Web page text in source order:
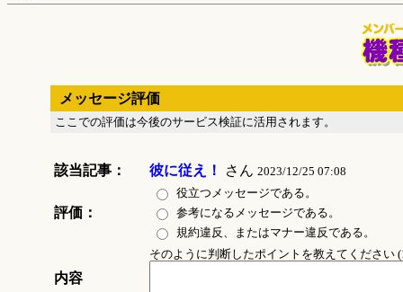
メッセージ評価
ここでの評価は今後のサービス検証に活用されます。
該当記事： 彼に従え！ さん 2023/12/25 07:08
評価：
役立つメッセージである。
参考になるメッセージである。
規約違反、またはマナー違反である。
内容
そのように判断したポイントを教えてください